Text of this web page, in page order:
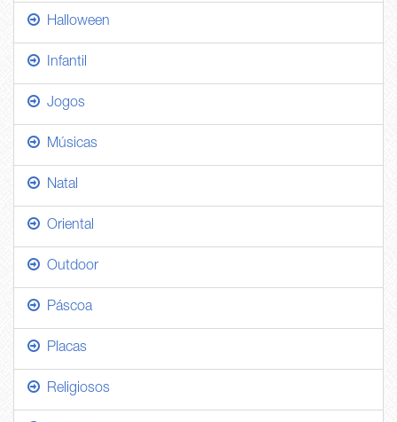
Halloween
Infantil
Jogos
Músicas
Natal
Oriental
Outdoor
Páscoa
Placas
Religiosos